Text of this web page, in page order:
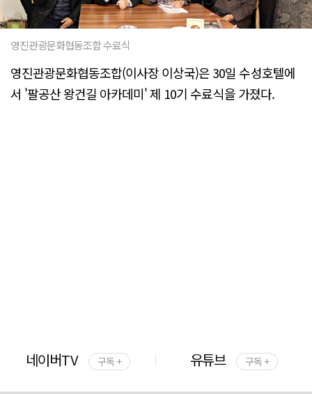
영진관광문화협동조합 수료식
영진관광문화협동조합(이사장 이상국)은 30일 수성호텔에
서 '팔공산 왕건길 아카데미' 제 10기 수료식을 가졌다.
네이버TV 구독 + 유튜브 구독 +